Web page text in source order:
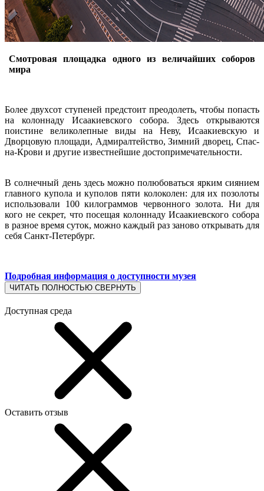
Смотровая площадка одного из величайших соборов
мира
Более двухсот ступеней предстоит преодолеть, чтобы попасть
на колоннаду Исаакиевского собора. Здесь открываются
поистине великолепные виды на Неву, Исаакиевскую и
Дворцовую площади, Адмиралтейство, Зимний дворец, Спас-
на-Крови и другие известнейшие достопримечательности.
В солнечный день здесь можно полюбоваться ярким сиянием
главного купола и куполов пяти колоколен: для их позолоты
использовали 100 килограммов червонного золота. Ни для
кого не секрет, что посещая колоннаду Исаакиевского собора
в разное время суток, можно каждый раз заново открывать для
себя Санкт-Петербург.
Подробная информация о доступности музея
ЧИТАТЬ ПОЛНОСТЬЮ СВЕРНУТЬ
Доступная среда
Оставить отзыв